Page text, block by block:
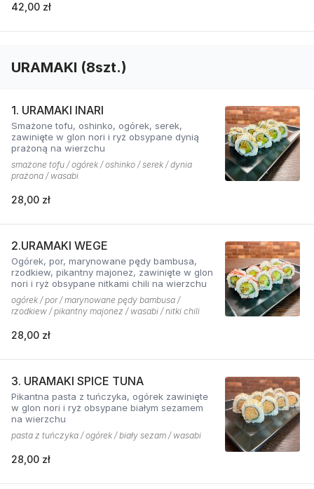
42,00 zł
URAMAKI (8szt.)
1. URAMAKI INARI
Smażone tofu, oshinko, ogórek, serek,
zawinięte w glon nori i ryż obsypane dynią
prażoną na wierzchu
smażone tofu / ogórek / oshinko / serek / dynia
prażona / wasabi
28,00 zł
2.URAMAKI WEGE
Ogórek, por, marynowane pędy bambusa,
rzodkiew, pikantny majonez, zawinięte w glon
nori i ryż obsypane nitkami chili na wierzchu
ogórek / por / marynowane pędy bambusa /
rzodkiew / pikantny majonez / wasabi / nitki chili
28,00 zł
3. URAMAKI SPICE TUNA
Pikantna pasta z tuńczyka, ogórek zawinięte
w glon nori i ryż obsypane białym sezamem
na wierzchu
pasta z tuńczyka / ogórek / biały sezam / wasabi
28,00 zł